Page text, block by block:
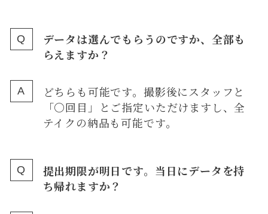
データは選んでもらうのですか、全部も
らえますか？
どちらも可能です。撮影後にスタッフと
「〇回目」とご指定いただけますし、全
テイクの納品も可能です。
提出期限が明日です。当日にデータを持
ち帰れますか？